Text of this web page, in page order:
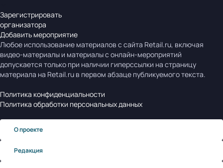
Зарегистрировать
организатора
Добавить мероприятие
Любое использование материалов с сайта Retail.ru, включая
видео-материалы и материалы с онлайн-мероприятий
допускается только при наличии гиперссылки на страницу
материала на Retail.ru в первом абзаце публикуемого текста.
Политика конфиденциальности
Политика обработки персональных данных
О проекте
Редакция